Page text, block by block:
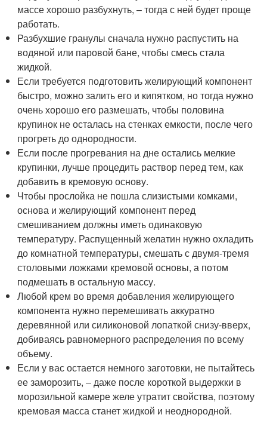
массе хорошо разбухнуть, – тогда с ней будет проще
работать.
Разбухшие гранулы сначала нужно распустить на
водяной или паровой бане, чтобы смесь стала
жидкой.
Если требуется подготовить желирующий компонент
быстро, можно залить его и кипятком, но тогда нужно
очень хорошо его размешать, чтобы половина
крупинок не осталась на стенках емкости, после чего
прогреть до однородности.
Если после прогревания на дне остались мелкие
крупинки, лучше процедить раствор перед тем, как
добавить в кремовую основу.
Чтобы прослойка не пошла слизистыми комками,
основа и желирующий компонент перед
смешиванием должны иметь одинаковую
температуру. Распущенный желатин нужно охладить
до комнатной температуры, смешать с двумя-тремя
столовыми ложками кремовой основы, а потом
подмешать в остальную массу.
Любой крем во время добавления желирующего
компонента нужно перемешивать аккуратно
деревянной или силиконовой лопаткой снизу-вверх,
добиваясь равномерного распределения по всему
объему.
Если у вас остается немного заготовки, не пытайтесь
ее заморозить, – даже после короткой выдержки в
морозильной камере желе утратит свойства, поэтому
кремовая масса станет жидкой и неоднородной.